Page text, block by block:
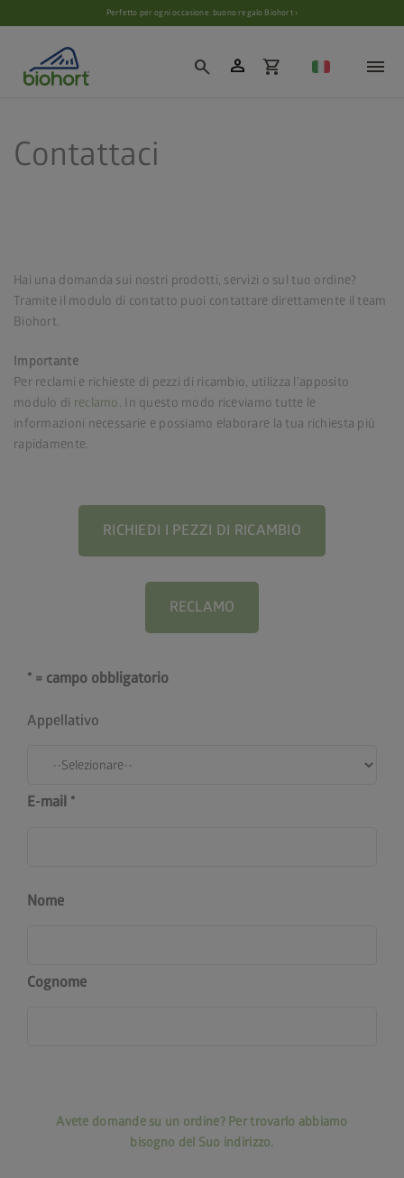
Impostazioni cookiePerfetto per ogni occasione: buono regalo Biohort ›
search person shopping_cart
Contattaci
Hai una domanda sui nostri prodotti, servizi o sul tuo ordine?
Tramite il modulo di contatto puoi contattare direttamente il team
Biohort.
Importante
Per reclami e richieste di pezzi di ricambio, utilizza l’apposito
modulo di reclamo. In questo modo riceviamo tutte le
informazioni necessarie e possiamo elaborare la tua richiesta più
rapidamente.
RICHIEDI I PEZZI DI RICAMBIO
RECLAMO
* = campo obbligatorio
Appellativo
E-mail
Nome
Cognome
Avete domande su un ordine? Per trovarlo abbiamo
bisogno del Suo indirizzo.